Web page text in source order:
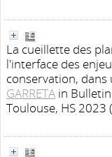
La cueillette des
l'interface des
conservation,
GARRETA in
Toulouse, HS 2023